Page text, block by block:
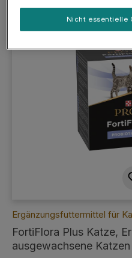
Ergänzungsfuttermittel für
FortiFlora Plus Katze,
ausgewachsene
Nicht essentielle